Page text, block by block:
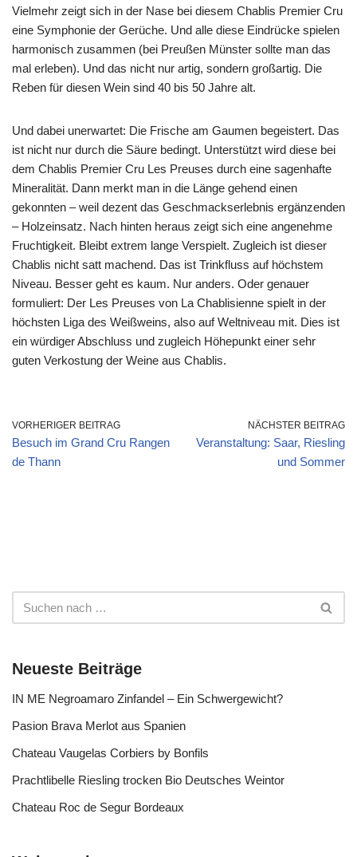
Vielmehr zeigt sich in der Nase bei diesem Chablis Premier Cru
eine Symphonie der Gerüche. Und alle diese Eindrücke spielen
harmonisch zusammen (bei Preußen Münster sollte man das
mal erleben). Und das nicht nur artig, sondern großartig. Die
Reben für diesen Wein sind 40 bis 50 Jahre alt.
Und dabei unerwartet: Die Frische am Gaumen begeistert. Das
ist nicht nur durch die Säure bedingt. Unterstützt wird diese bei
dem Chablis Premier Cru Les Preuses durch eine sagenhafte
Mineralität. Dann merkt man in die Länge gehend einen
gekonnten – weil dezent das Geschmackserlebnis ergänzenden
– Holzeinsatz. Nach hinten heraus zeigt sich eine angenehme
Fruchtigkeit. Bleibt extrem lange Verspielt. Zugleich ist dieser
Chablis nicht satt machend. Das ist Trinkfluss auf höchstem
Niveau. Besser geht es kaum. Nur anders. Oder genauer
formuliert: Der Les Preuses von La Chablisienne spielt in der
höchsten Liga des Weißweins, also auf Weltniveau mit. Dies ist
ein würdiger Abschluss und zugleich Höhepunkt einer sehr
guten Verkostung der Weine aus Chablis.
VORHERIGER BEITRAG
Besuch im Grand Cru Rangen
de Thann
NÄCHSTER BEITRAG
Veranstaltung: Saar, Riesling
und Sommer
Neueste Beiträge
IN ME Negroamaro Zinfandel – Ein Schwergewicht?
Pasion Brava Merlot aus Spanien
Chateau Vaugelas Corbiers by Bonfils
Prachtlibelle Riesling trocken Bio Deutsches Weintor
Chateau Roc de Segur Bordeaux